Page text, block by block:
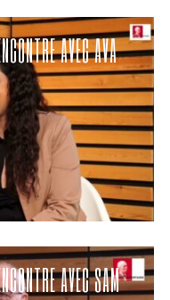
AVEC AVA
AVEC SAM